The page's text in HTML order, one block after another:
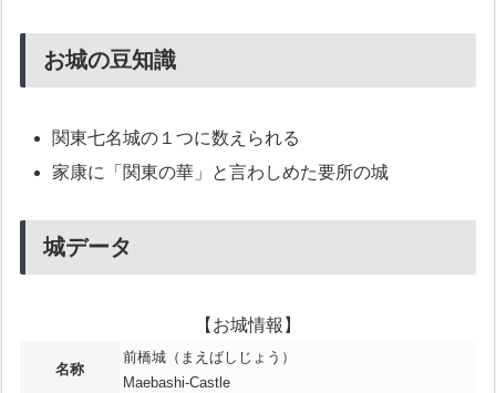
お城の豆知識
関東七名城の１つに数えられる
家康に「関東の華」と言わしめた要所の城
城データ
【お城情報】
名称
前橋城（まえばしじょう）
Maebashi-Castle